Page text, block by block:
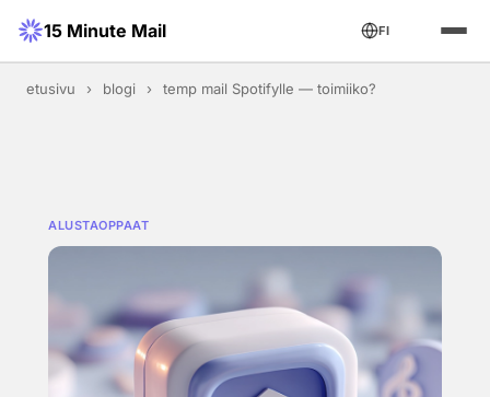
15 Minute Mail FI
etusivu › blogi › temp mail Spotifylle — toimiiko?
ALUSTAOPPAAT